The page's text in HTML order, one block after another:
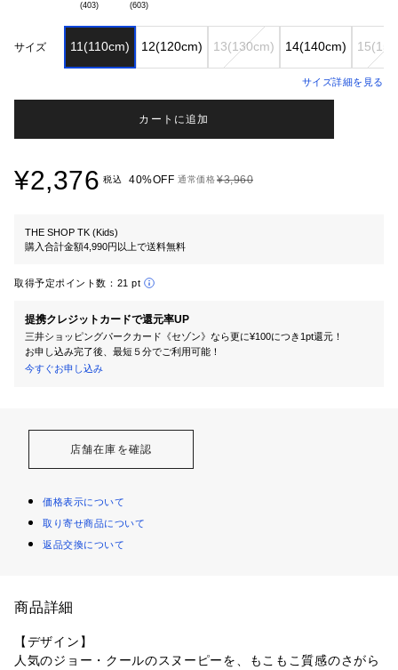
(403)
(603)
サイズ 11(110cm) 12(120cm) 13(130cm) 14(140cm)
サイズ詳細を見る
カートに追加
¥2,376 税込 40%OFF 通常価格¥3,960
THE SHOP TK (Kids)
購入合計金額4,990円以上で送料無料
取得予定ポイント数： 21 pt
提携クレジットカードで還元率UP
三井ショッピングパークカード《セゾン》なら更に¥100につき1pt還元！
お申し込み完了後、最短５分でご利用可能！
今すぐお申し込み
店舗在庫を確認
価格表示について
取り寄せ商品について
返品交換について
商品詳細
【デザイン】
人気のジョー・クールのスヌーピーを、もこもこ質感のさがら